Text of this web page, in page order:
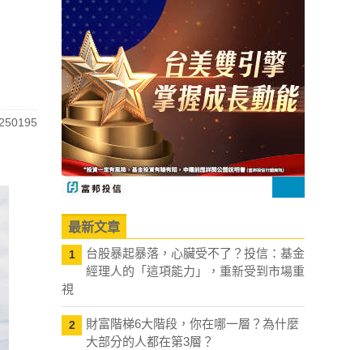
最新文章
1
台股暴起暴落，心臟受不了？投信：基金
經理人的「這項能力」，重新受到市場重
視
2
財富階梯6大階段，你在哪一層？為什麼
大部分的人都在第3層？